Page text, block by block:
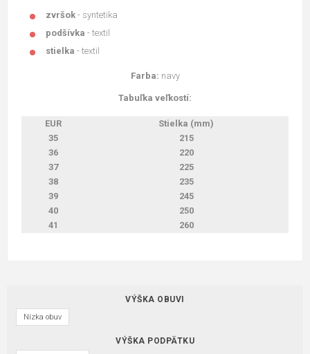
zvršok - syntetika
podšívka - textil
stielka - textil
Farba: navy
Tabuľka veľkostí:
EUR
Stielka (mm)
35
215
36
220
37
225
38
235
39
245
40
250
41
260
VÝŠKA OBUVI
Nízka obuv
VÝŠKA PODPÄTKU